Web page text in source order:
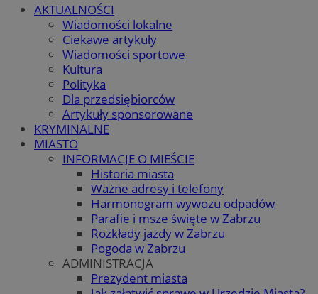
AKTUALNOŚCI
Wiadomości lokalne
Ciekawe artykuły
Wiadomości sportowe
Kultura
Polityka
Dla przedsiębiorców
Artykuły sponsorowane
KRYMINALNE
MIASTO
INFORMACJE O MIEŚCIE
Historia miasta
Ważne adresy i telefony
Harmonogram wywozu odpadów
Parafie i msze święte w Zabrzu
Rozkłady jazdy w Zabrzu
Pogoda w Zabrzu
ADMINISTRACJA
Prezydent miasta